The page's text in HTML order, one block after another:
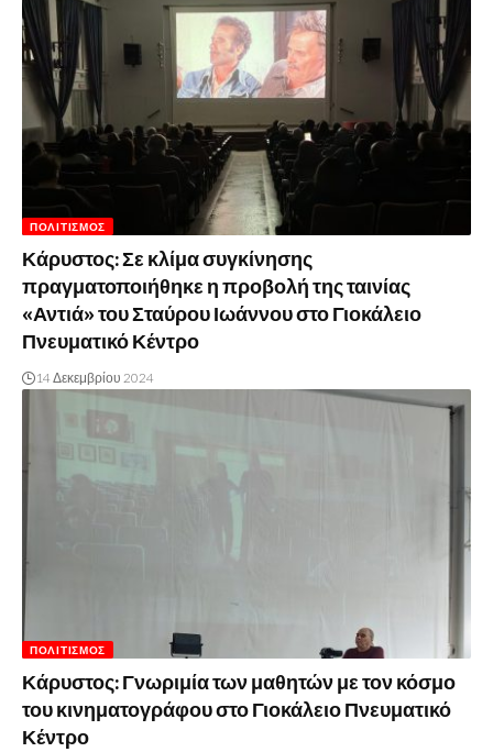
ΠΟΛΙΤΙΣΜΌΣ
Κάρυστος: Σε κλίμα συγκίνησης
πραγματοποιήθηκε η προβολή της ταινίας
«Αντιά» του Σταύρου Ιωάννου στο Γιοκάλειο
Πνευματικό Κέντρο
14 Δεκεμβρίου 2024
ΠΟΛΙΤΙΣΜΌΣ
Κάρυστος: Γνωριμία των μαθητών με τον κόσμο
του κινηματογράφου στο Γιοκάλειο Πνευματικό
Κέντρο